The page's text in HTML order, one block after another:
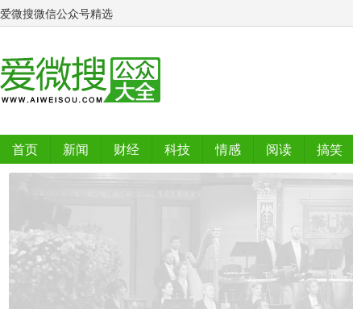
爱微搜微信公众号精选
首页 新闻 财经 科技 情感 阅读 搞笑